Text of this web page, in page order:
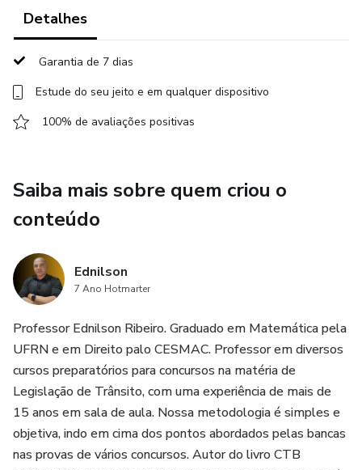
manter a consistência.
Ambiente de Estudo Adequado: Escolha um local
ambiente propício ajuda a manter a concentração e a
eficiência.
técnica Pomodoro podem ajudar a manter o foco e
melhorar a retenção de informações. Experimente
diferentes técnicas e descubra qual funciona melhor para
Evite Multitarefa: Tentar fazer várias coisas ao mesmo
tempo pode comprometer a qualidade do seu estudo.
Concentre-se em uma tarefa por vez para maximizar sua
eficiência.
Mantenha-se Motivado: Lembre-se constantemente do
porquê você está estudando para o concurso. Visualize seu
sucesso e os benefícios que ele trará. Manter a motivação
alta é essencial para a disciplina a longo prazo.
Detalhes
Garantia de 7 dias
Estude do seu jeito e em qualquer dispositivo
100% de avaliações positivas
Saiba mais sobre quem criou o
conteúdo
Ednilson
7 Ano Hotmarter
Professor Ednilson Ribeiro. Graduado em Matemática pela
UFRN e em Direito palo CESMAC. Professor em diversos
cursos preparatórios para concursos na matéria de
Legislação de Trânsito, com uma experiência de mais de
15 anos em sala de aula. Nossa metodologia é simples e
objetiva, indo em cima dos pontos abordados pelas bancas
nas provas de vários concursos. Autor do livro CTB